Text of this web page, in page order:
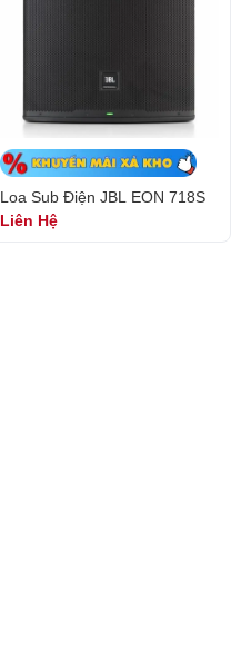
Loa Sub Điện JBL EON 718S
Liên Hệ